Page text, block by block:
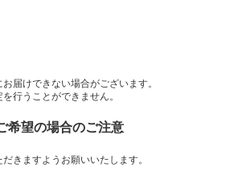
届けできない場合がございます。
行うことができません。
希望の場合のご注意
きますようお願いいたします。